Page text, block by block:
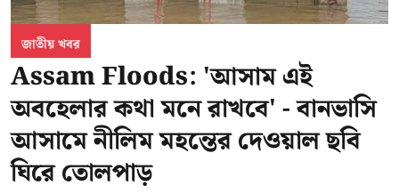
জাতীয় খবর
Assam Floods: 'আসাম এই
অবহেলার কথা মনে রাখবে' - বানভাসি
আসামে নীলিম মহন্তের দেওয়াল ছবি
ঘিরে তোলপাড়